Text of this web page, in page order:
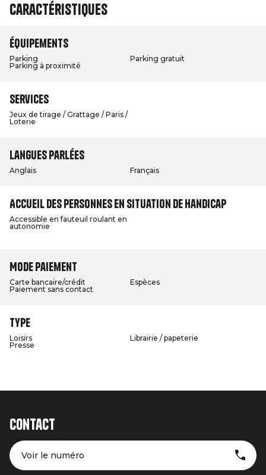
Caractéristiques
Équipements
Parking
Parking gratuit
Parking à proximité
Services
Jeux de tirage / Grattage / Paris /
Loterie
Langues parlées
Anglais Français
Accueil des personnes en situation de handicap
Accessible en fauteuil roulant en
autonomie
Mode paiement
Carte bancaire/crédit
Espèces
Paiement sans contact
Type
Loisirs
Librairie / papeterie
Presse
Contact
Voir le numéro